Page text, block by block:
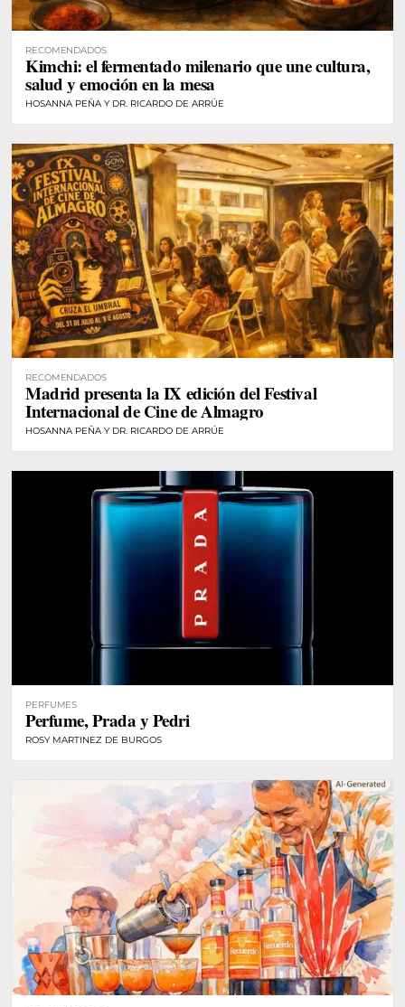
RECOMENDADOS
Kimchi: el fermentado milenario que une cultura,
salud y emoción en la mesa
HOSANNA PEÑA Y DR. RICARDO DE ARRÚE
RECOMENDADOS
Madrid presenta la IX edición del Festival
Internacional de Cine de Almagro
HOSANNA PEÑA Y DR. RICARDO DE ARRÚE
PERFUMES
Perfume, Prada y Pedri
ROSY MARTINEZ DE BURGOS